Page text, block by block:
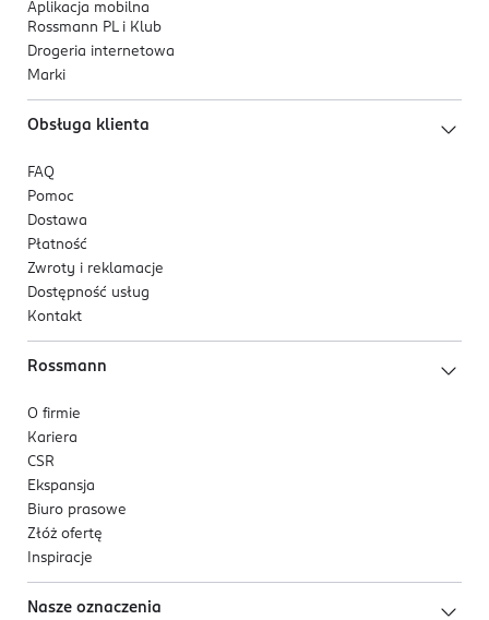
Aplikacja mobilna
Rossmann PL i Klub
Drogeria internetowa
Marki
Obsługa klienta
FAQ
Pomoc
Dostawa
Płatność
Zwroty i reklamacje
Dostępność usług
Kontakt
Rossmann
O firmie
Kariera
CSR
Ekspansja
Biuro prasowe
Złóż ofertę
Inspiracje
Nasze oznaczenia